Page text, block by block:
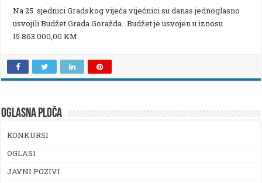
Na 25. sjednici Gradskog vijeća vijećnici su danas jednoglasno
usvojili Budžet Grada Goražda. Budžet je usvojen u iznosu
15.863.000,00 KM.
OGLASNA PLOČA
KONKURSI
OGLASI
JAVNI POZIVI